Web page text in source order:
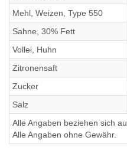
Mehl, Weizen, Type 550
Sahne, 30% Fett
Vollei, Huhn
Zitronensaft
Zucker
Salz
Alle Angaben beziehen sich
Alle Angaben ohne Gewähr.